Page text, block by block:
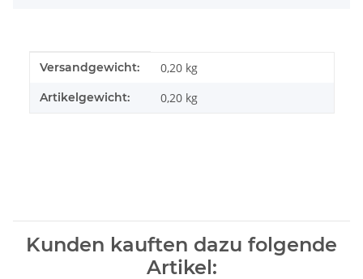
Produkteigenschaft
Wert
Versandgewicht: 0,20 kg
Artikelgewicht: 0,20 kg
Kunden kauften dazu folgende
Artikel: